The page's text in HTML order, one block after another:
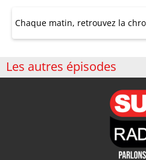
Chaque matin, retrouvez la
Les autres épisodes